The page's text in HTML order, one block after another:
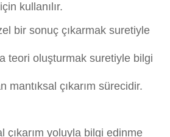
kullanılır.
bir sonuç çıkarmak suretiyle
teori oluşturmak suretiyle bilgi
mantıksal çıkarım sürecidir.
yoluyla bilgi edinme